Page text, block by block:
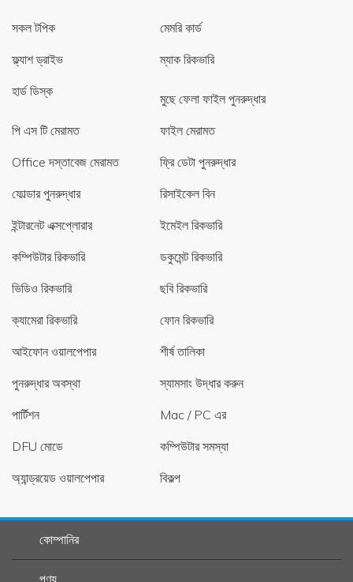
সকল টপিক
মেমরি কার্ড
ফ্ল্যাশ ড্রাইভ
ম্যাক রিকভারি
হার্ড ডিস্ক
মুছে ফেলা ফাইল পুনরুদ্ধার
পি এস টি মেরামত
ফাইল মেরামত
Office দস্তাবেজ মেরামত
ফ্রি ডেটা পুনরুদ্ধার
ফোল্ডার পুনরুদ্ধার
রিসাইকেল বিন
ইন্টারনেট এক্সপ্লোরার
ইমেইল রিকভারি
কম্পিউটার রিকভারি
ডকুমেন্ট রিকভারি
ভিডিও রিকভারি
ছবি রিকভারি
ক্যামেরা রিকভারি
ফোন রিকভারি
আইফোন ওয়ালপেপার
শীর্ষ তালিকা
পুনরুদ্ধার অবস্থা
স্যামসাং উদ্ধার করুন
পার্টিশন
Mac / PC এর
DFU মোডে
কম্পিউটার সমস্যা
অ্যান্ড্রয়েড ওয়ালপেপার
বিকল্প
কোম্পানির
পণ্য